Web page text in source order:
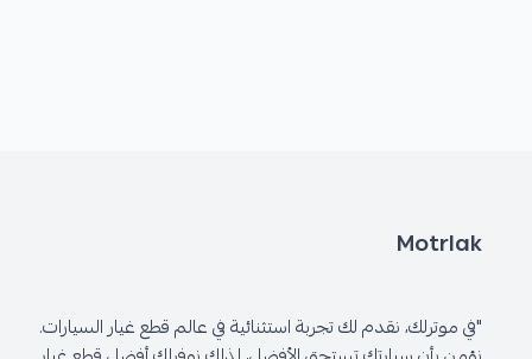
Motrlak
"في موترلك، نقدم لك تجربة استثنائية في عالم قطع غيار السيارات.